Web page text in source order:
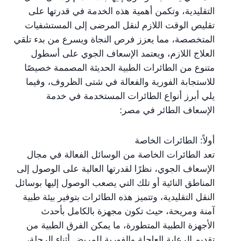
التقليدية، وتكمن أهمية هذه الخدمة في قدرتها على
تقليص الوقت اللازم لنقل المرضى إلى المستشفيات
المتخصصة، مما يعزز فرص النجاة ويسرع من بدء تلقي
العلاج اللازم، ويعتمد الإسعاف الجوي على أسطول
متنوع من الطائرات الطبية الحديثة المصممة خصيصًا
للاستجابة الفورية والفعالة في شتى الظروف، وفيما
يلي أبرز أنواع الطائرات المستخدمة في خدمة
الإسعاف الطائر في مصر:
أولاً: الطائرات الخاصة
تعد الطائرات الخاصة من الوسائل الفعالة في مجال
الإسعاف الجوي، نظرًا لقدرتها العالية على الوصول إلى
المناطق النائية أو تلك التي يصعب الوصول إليها بوسائل
النقل التقليدية، وتتميز هذه الطائرات بتوفير بيئة طبية
آمنة ومريحة، حيث تكون مجهزة بالكامل بأحدث
الأجهزة الطبية المتطورة، ما يمكن الفرق الطبية من